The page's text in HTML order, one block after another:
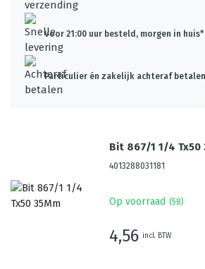
Voor 21:00 uur besteld, morgen in huis*
Particulier én zakelijk achteraf betalen
Bit 867/1 1/4 Tx50
4013288031181
Op voorraad (58)
4,56 incl. BTW